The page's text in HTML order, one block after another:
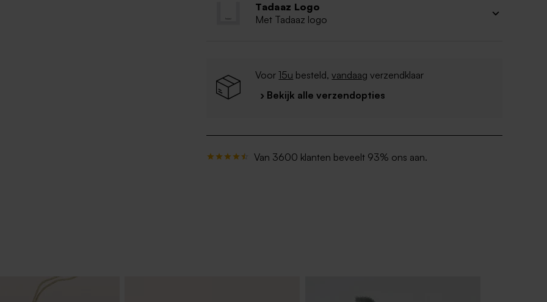
Tadaaz Logo
Met Tadaaz logo
Voor15u besteld,vandaag verzendklaar
› Bekijk alle verzendopties
Van 3600 klanten beveelt 93% ons aan.